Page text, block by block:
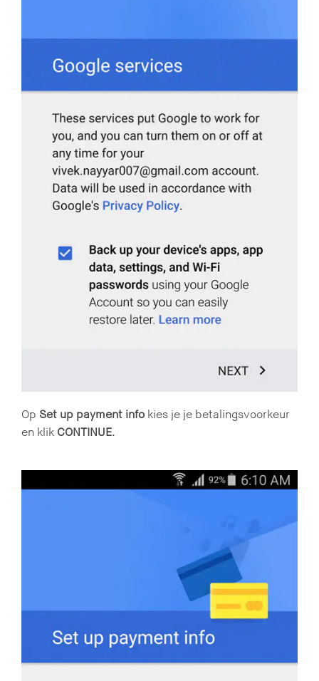
Op Set up payment info kies je je betalingsvoorkeur
en klik CONTINUE.